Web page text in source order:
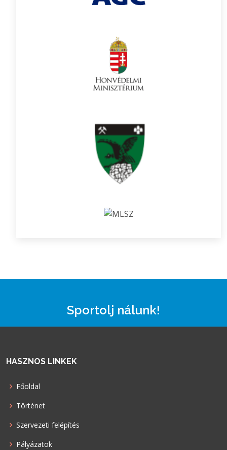
Sportolj nálunk!
HASZNOS LINKEK
Főoldal
Történet
Szervezeti felépítés
Pályázatok